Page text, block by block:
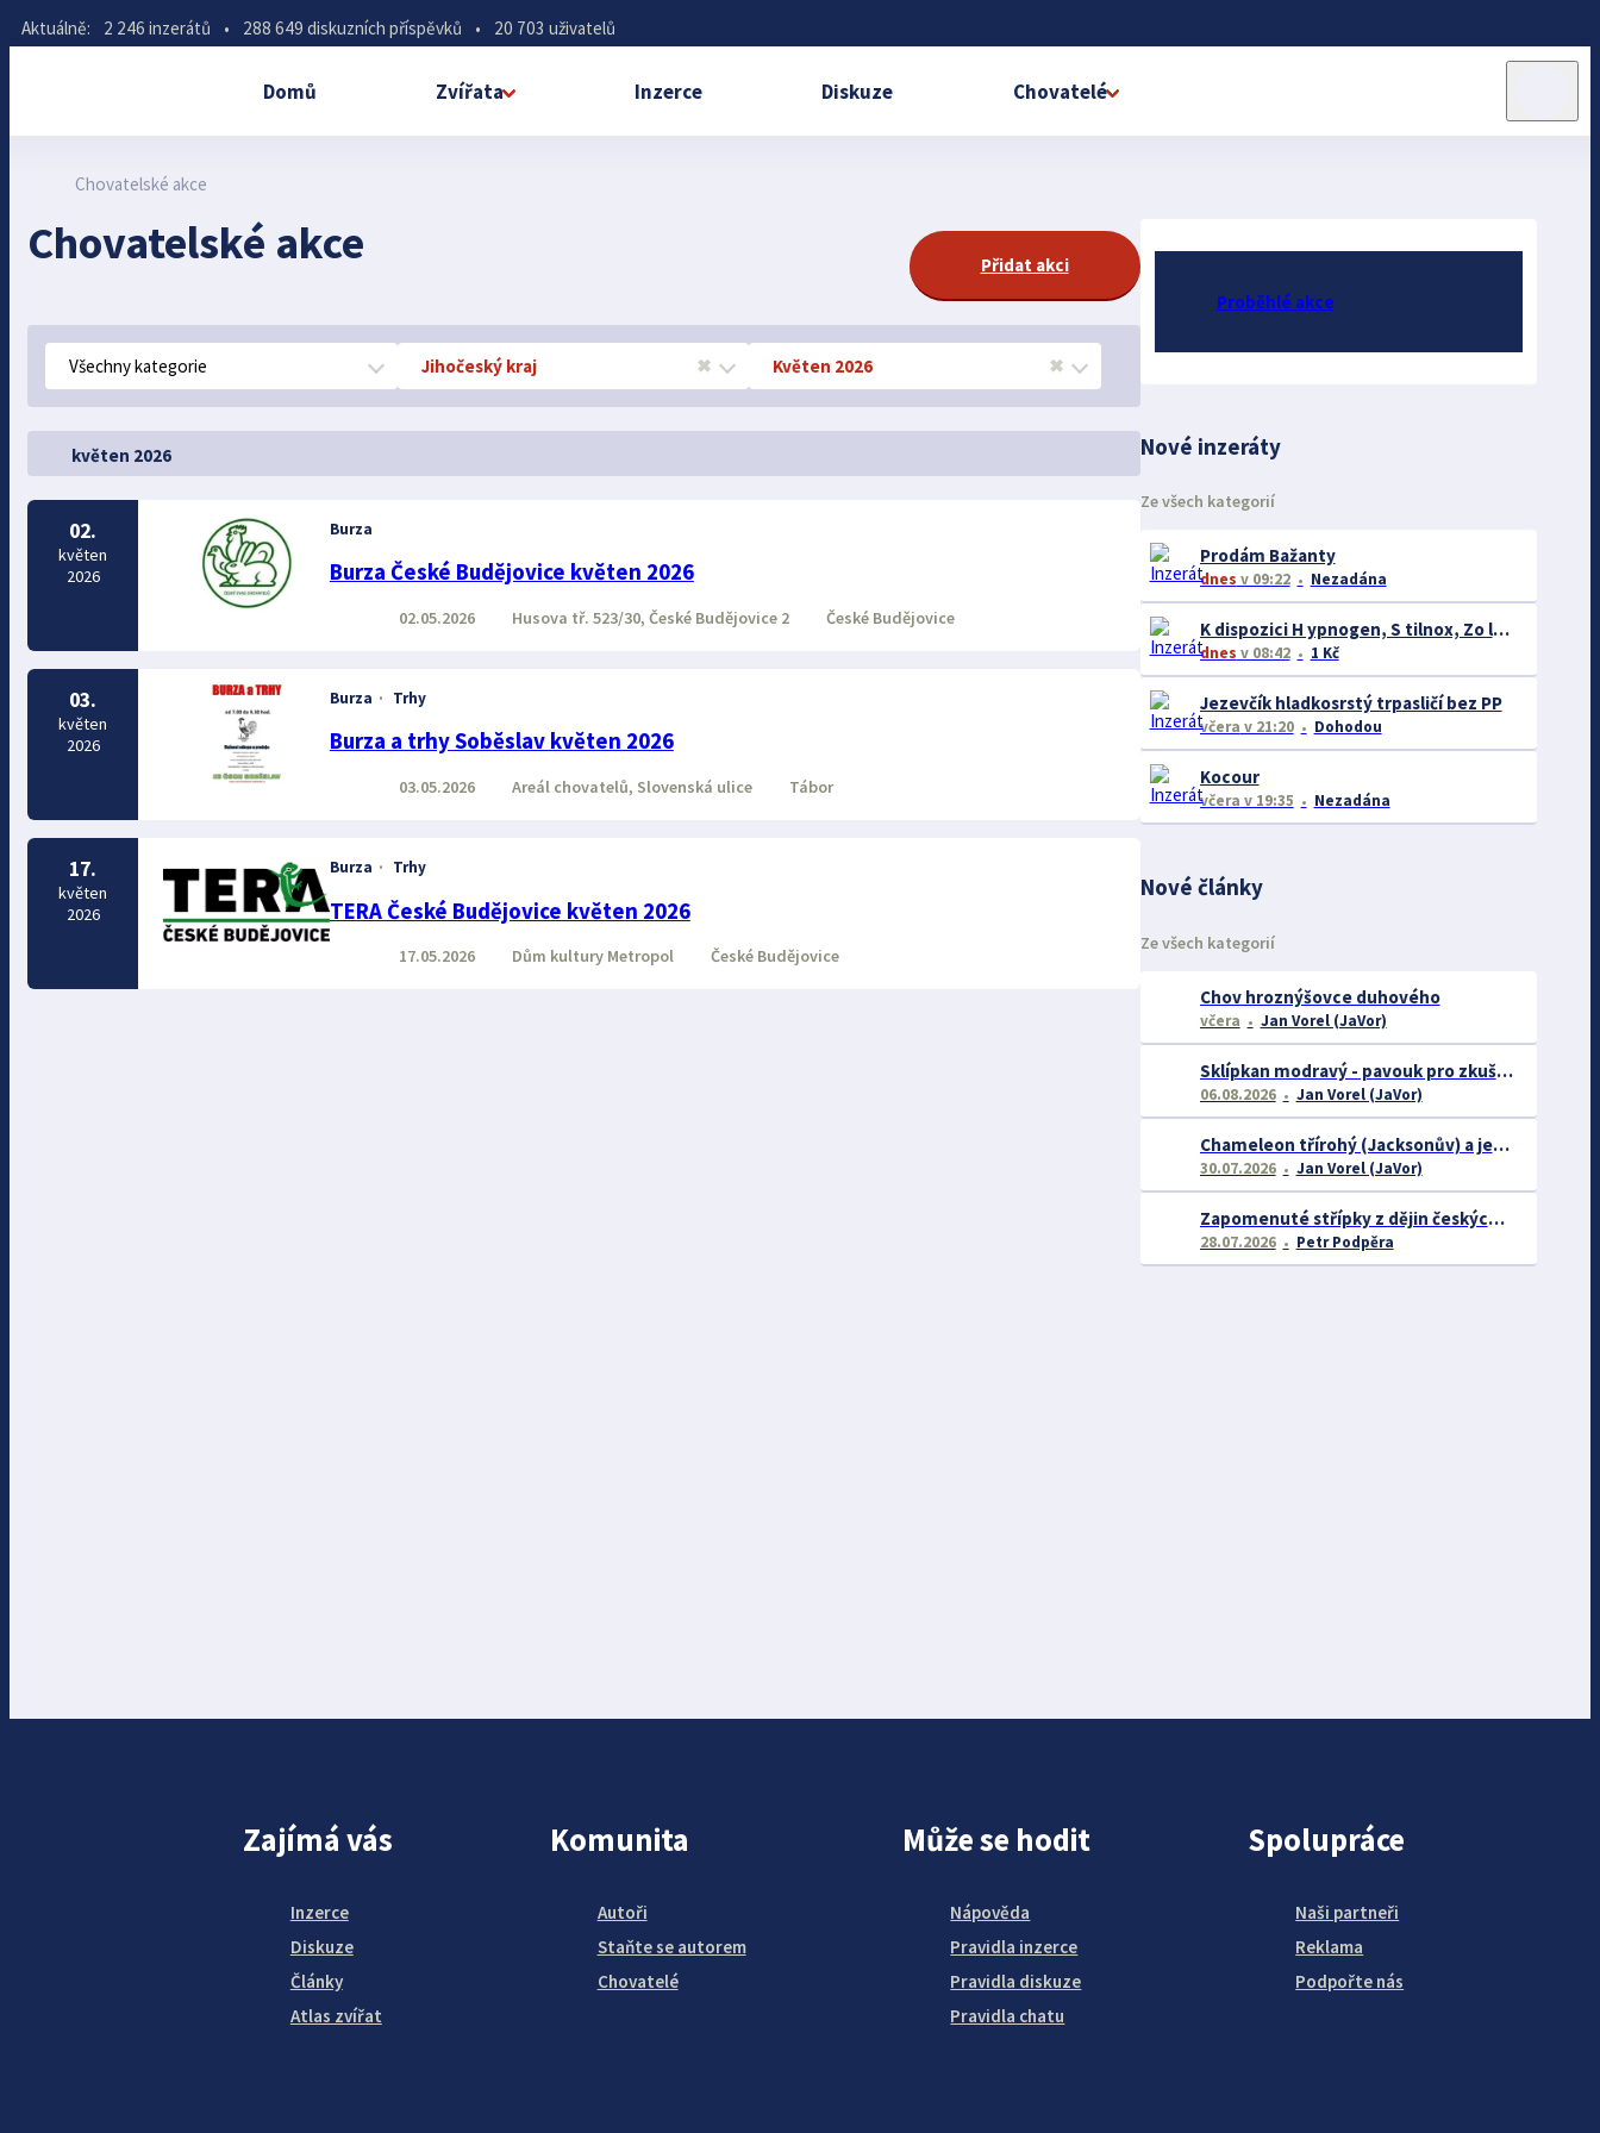
Aktuálně: 2 246 inzerátů • 288 649 diskuzních příspěvků • 20 703 uživatelů
Domů Zvířata Inzerce Diskuze Chovatelé
Chovatelské akce
Chovatelské akce Přidat akci
Všechny kategorie Jihočeský kraj ✖ Květen 2026 ✖
květen 2026
02.
květen
2026
Burza
Burza České Budějovice květen 2026
02.05.2026 Husova tř. 523/30, České Budějovice 2 České Budějovice
03.
květen
2026
Burza · Trhy
Burza a trhy Soběslav květen 2026
03.05.2026 Areál chovatelů, Slovenská ulice Tábor
17.
květen
2026
Burza · Trhy
TERA České Budějovice květen 2026
17.05.2026 Dům kultury Metropol České Budějovice
Proběhlé akce
Nové inzeráty
Ze všech kategorií
Prodám Bažanty
dnes v 09:22 Nezadána
K dispozici H ypnogen, S tilnox, Zo lpidem, Z olpinox, N eurol W hatsApp: +420739192554
dnes v 08:42 1 Kč
Jezevčík hladkosrstý trpasličí bez PP
včera v 21:20 Dohodou
Kocour
včera v 19:35 Nezadána
Nové články
Ze všech kategorií
Chov hroznýšovce duhového
včera Jan Vorel (JaVor)
Sklípkan modravý - pavouk pro zkušené chovatele
06.08.2026 Jan Vorel (JaVor)
Chameleon třírohý (Jacksonův) a jeho chov
30.07.2026 Jan Vorel (JaVor)
Zapomenuté střípky z dějin českých exotářů - 3.část
28.07.2026 Petr Podpěra
Zajímá vás
Inzerce
Diskuze
Články
Atlas zvířat
Komunita
Autoři
Staňte se autorem
Chovatelé
Může se hodit
Nápověda
Pravidla inzerce
Pravidla diskuze
Pravidla chatu
Spolupráce
Naši partneři
Reklama
Podpořte nás